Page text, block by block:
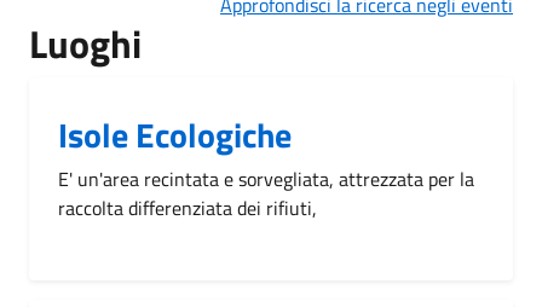
Luoghi
Isole Ecologiche
E' un'area recintata e sorvegliata, attrezzata per la
raccolta differenziata dei rifiuti,